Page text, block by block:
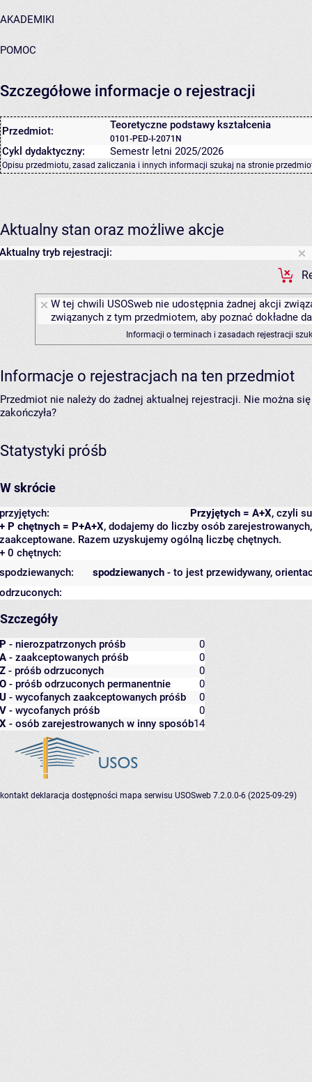
AKADEMIKI
POMOC
Szczegółowe informacje o rejestracji
Przedmiot: Teoretyczne podstawy kształcenia
0101-PED-I-2071N
Cykl dydaktyczny: Semestr letni 2025/2026
Opisu przedmiotu, zasad zaliczania i innych informacji szukaj na stronie
Aktualny stan oraz możliwe akcje
Aktualny tryb rejestracji:
W tej chwili USOSweb nie udostępnia żadnej akcji
związanych z tym przedmiotem, aby poznać dokładne
Informacji o terminach i zasadach rejestracji
Informacje o rejestracjach na ten przedmiot
Przedmiot nie należy do żadnej aktualnej rejestracji. Nie można
zakończyła?
Statystyki próśb
W skrócie
Przyjętych = A+X, czyli
przyjętych:
+ P chętnych = P+A+X, dodajemy do liczby osób
zaakceptowane. Razem uzyskujemy ogólną liczbę chętnych.
+ 0 chętnych:
spodziewanych - to jest przewidywany,
spodziewanych:
odrzuconych:
Szczegóły
P - nierozpatrzonych próśb
0
A - zaakceptowanych próśb
0
Z - próśb odrzuconych
0
O - próśb odrzuconych permanentnie
0
U - wycofanych zaakceptowanych próśb
0
V - wycofanych próśb
0
X - osób zarejestrowanych w inny sposób14
kontakt deklaracja dostępności mapa serwisu USOSweb 7.2.0.0-6 (2025-09-29)